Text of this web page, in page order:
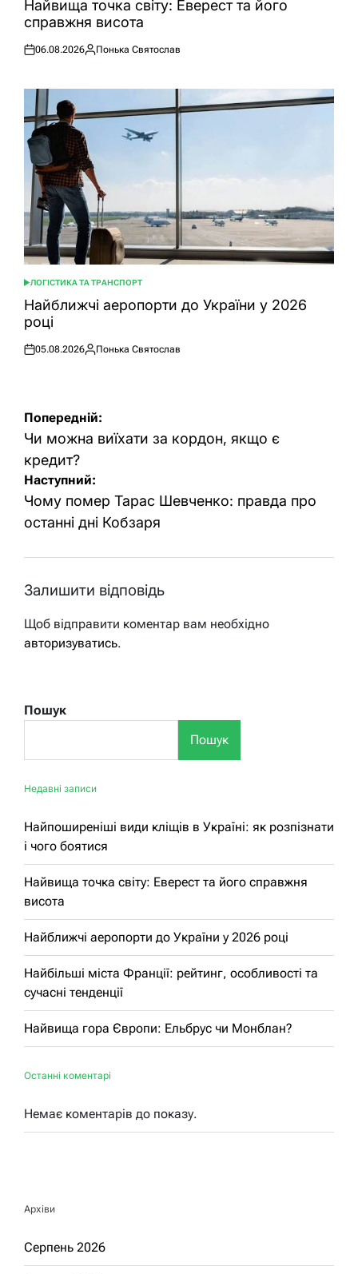
Найвища точка світу: Еверест та його
справжня висота
Оприлюднено
06.08.2026
Опубліковано
Понька Святослав
ОПУБЛІКУВАТИ
У
ЛОГІСТИКА ТА ТРАНСПОРТ
Найближчі аеропорти до України у 2026
році
Оприлюднено
05.08.2026
Опубліковано
Понька Святослав
Навігація
записів
Попередній:
Чи можна виїхати за кордон, якщо є
кредит?
Наступний:
Чому помер Тарас Шевченко: правда про
останні дні Кобзаря
Залишити відповідь
Щоб відправити коментар вам необхідно
авторизуватись.
Пошук
Пошук
Недавні записи
Найпоширеніші види кліщів в Україні: як розпізнати
і чого боятися
Найвища точка світу: Еверест та його справжня
висота
Найближчі аеропорти до України у 2026 році
Найбільші міста Франції: рейтинг, особливості та
сучасні тенденції
Найвища гора Європи: Ельбрус чи Монблан?
Останні коментарі
Немає коментарів до показу.
Архіви
Серпень 2026